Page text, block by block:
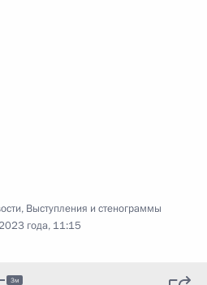
, Выступления и стенограммы
года, 11:15
3м